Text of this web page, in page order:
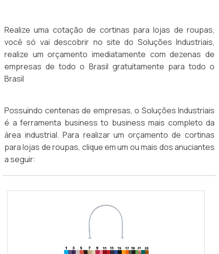
Realize uma cotação de cortinas para lojas de roupas,
você só vai descobrir no site do Soluções Industriais,
realize um orçamento imediatamente com dezenas de
empresas de todo o Brasil gratuitamente para todo o
Brasil
Possuindo centenas de empresas, o Soluções Industriais
é a ferramenta business to business mais completo da
área industrial. Para realizar um orçamento de cortinas
para lojas de roupas, clique em um ou mais dos anuciantes
a seguir: